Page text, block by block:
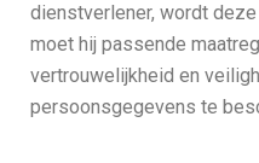
dienstverlener, wordt
moet hij passende
vertrouwelijkheid en
persoonsgegevens te